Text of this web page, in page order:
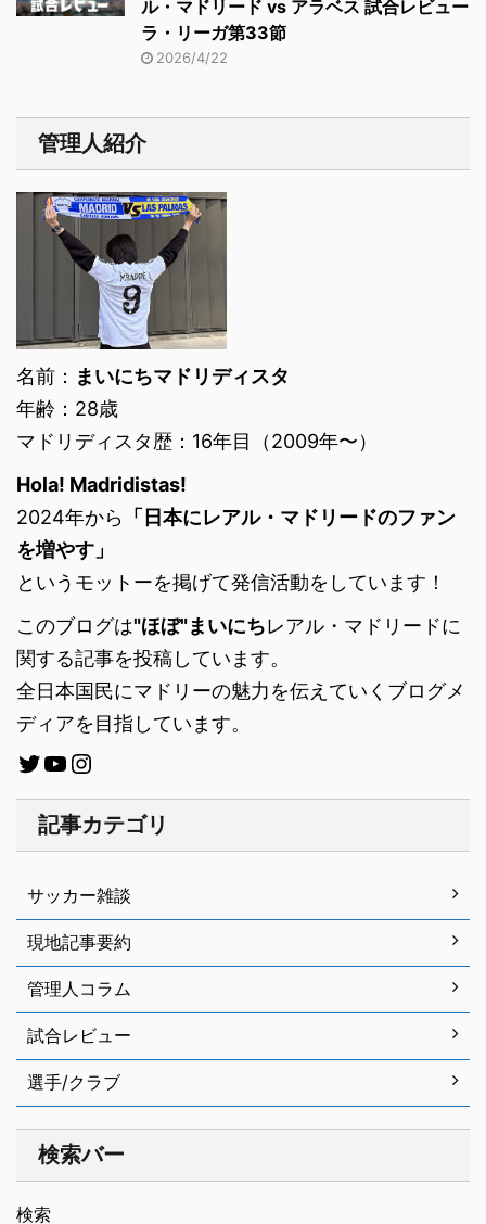
ル・マドリード vs アラベス 試合レビュー
ラ・リーガ第33節
2026/4/22
管理人紹介
名前： まいにちマドリディスタ
年齢：28歳
マドリディスタ歴：16年目（2009年〜）
Hola! Madridistas!
2024年から 「日本にレアル・マドリードのファン
を増やす」
というモットーを掲げて発信活動をしています！
このブログは"ほぼ"まいにちレアル・マドリードに
関する記事を投稿しています。
全日本国民にマドリーの魅力を伝えていくブログメ
ディアを目指しています。
記事カテゴリ
サッカー雑談
現地記事要約
管理人コラム
試合レビュー
選手/クラブ
検索バー
検索